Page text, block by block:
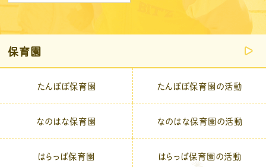
保育園
たんぽぽ保育園 たんぽぽ保育園の活動
なのはな保育園 なのはな保育園の活動
はらっぱ保育園 はらっぱ保育園の活動